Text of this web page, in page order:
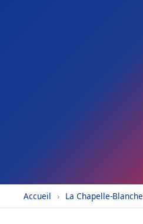
Accueil › La Chapelle-Blanche